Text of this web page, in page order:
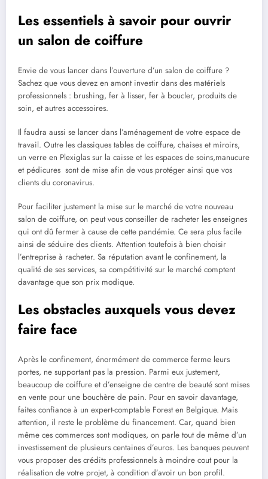
Les essentiels à savoir pour ouvrir
un salon de coiffure
Envie de vous lancer dans l’ouverture d’un salon de coiffure ?
Sachez que vous devez en amont investir dans des matériels
professionnels : brushing, fer à lisser, fer à boucler, produits de
soin, et autres accessoires.
Il faudra aussi se lancer dans l’aménagement de votre espace de
travail. Outre les classiques tables de coiffure, chaises et miroirs,
un verre en Plexiglas sur la caisse et les espaces de soins,manucure
et pédicures sont de mise afin de vous protéger ainsi que vos
clients du coronavirus.
Pour faciliter justement la mise sur le marché de votre nouveau
salon de coiffure, on peut vous conseiller de racheter les enseignes
qui ont dû fermer à cause de cette pandémie. Ce sera plus facile
ainsi de séduire des clients. Attention toutefois à bien choisir
l’entreprise à racheter. Sa réputation avant le confinement, la
qualité de ses services, sa compétitivité sur le marché comptent
davantage que son prix modique.
Les obstacles auxquels vous devez
faire face
Après le confinement, énormément de commerce ferme leurs
portes, ne supportant pas la pression. Parmi eux justement,
beaucoup de coiffure et d’enseigne de centre de beauté sont mises
en vente pour une bouchère de pain. Pour en savoir davantage,
faites confiance à un expert-comptable Forest en Belgique. Mais
attention, il reste le problème du financement. Car, quand bien
même ces commerces sont modiques, on parle tout de même d’un
investissement de plusieurs centaines d’euros. Les banques peuvent
vous proposer des crédits professionnels à moindre cout pour la
réalisation de votre projet, à condition d’avoir un bon profil.